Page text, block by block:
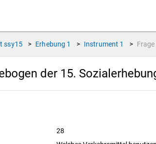
ssy15 > Erhebung 1 > Instrument 1 > Frage
der 15.
28